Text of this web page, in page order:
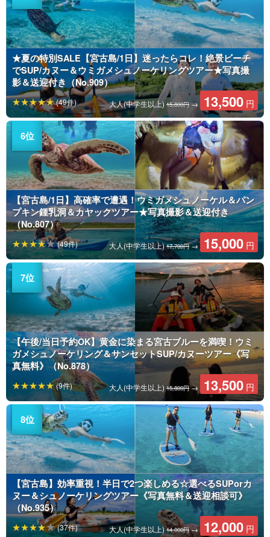
★夏の特別SALE【宮古島/1日】迷ったらコレ！絶景ビーチ
でSUP/カヌー＆ウミガメシュノーケリングツアー★写真撮
影＆送迎付き（No.909）
大人(中学生以上) 15,800円→ 13,500 円
(49件)
【宮古島/1日】高確率で遭遇！ウミガメシュノーケル＆パン
プキン鍾乳洞＆カヤックツアー★写真撮影＆送迎付き
（No.807）
大人(中学生以上)17,700円→ 15,000 円
(49件)
【午後/当日予約OK】黄金に染まる宮古ブルーを満喫！ウミ
ガメシュノーケリング＆サンセットSUP/カヌーツアー《写
真無料》（No.878）
大人(中学生以上)15,800円→ 13,500 円
(9件)
【宮古島】効率重視！半日で2つ楽しめる☆選べるSUPorカ
ヌー＆シュノーケリングツアー《写真無料＆送迎相談可》
（No.935）
大人(中学生以上)14,000円→ 12,000 円
(37件)